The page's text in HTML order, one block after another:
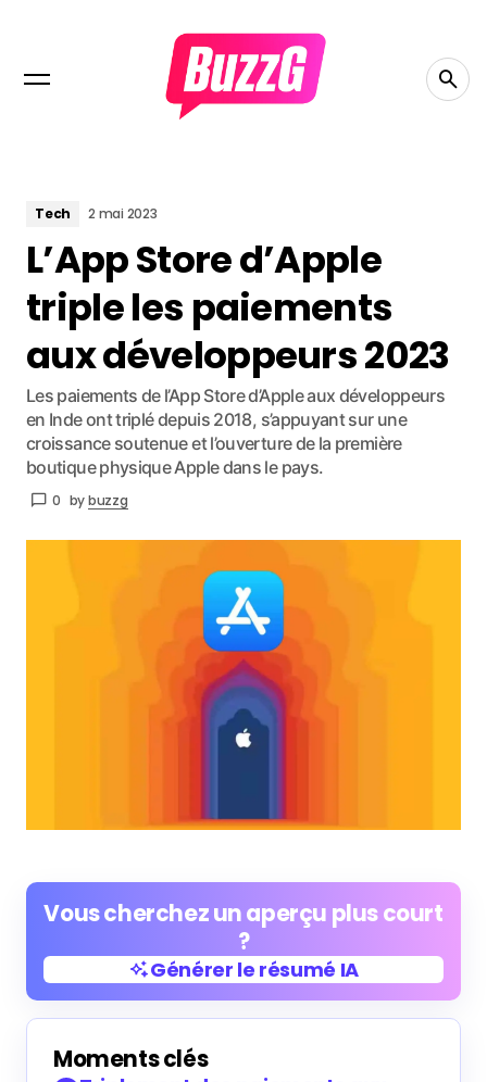
Tech 2 mai 2023
L’App Store d’Apple
triple les paiements
aux développeurs 2023
Les paiements de l’App Store d’Apple aux développeurs
en Inde ont triplé depuis 2018, s’appuyant sur une
croissance soutenue et l’ouverture de la première
boutique physique Apple dans le pays.
0 bybuzzg
Vous cherchez un aperçu plus court
?
Générer le résumé IA
Générer le résumé IA
Moments clés